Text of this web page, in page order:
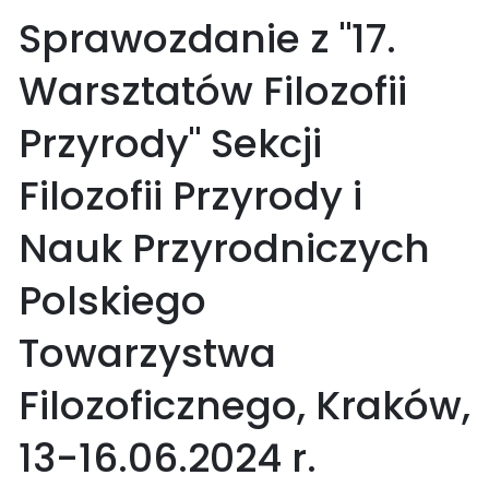
Sprawozdanie z "17.
Warsztatów Filozofii
Przyrody" Sekcji
Filozofii Przyrody i
Nauk Przyrodniczych
Polskiego
Towarzystwa
Filozoficznego, Kraków,
13-16.06.2024 r.